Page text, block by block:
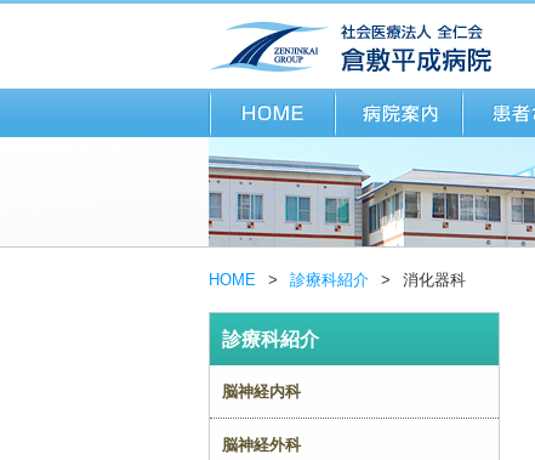
HOME > 診療科紹介 > 消化器科
診療科紹介
脳神経内科
脳神経外科